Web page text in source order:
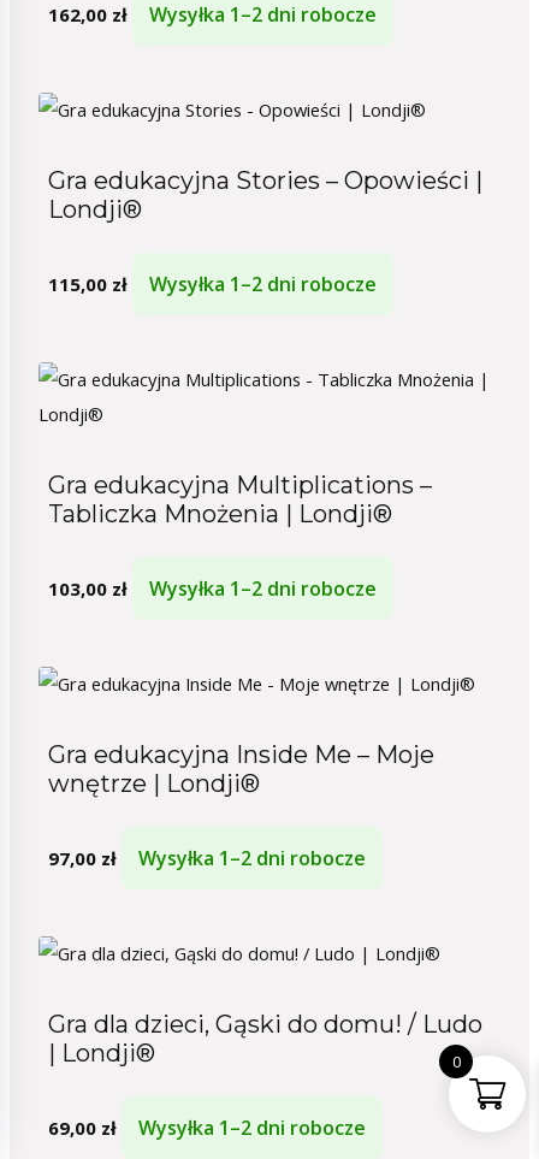
162,00 zł Wysyłka 1–2 dni robocze
Gra edukacyjna Stories – Opowieści |
Londji®
115,00 zł Wysyłka 1–2 dni robocze
Gra edukacyjna Multiplications –
Tabliczka Mnożenia | Londji®
103,00 zł Wysyłka 1–2 dni robocze
Gra edukacyjna Inside Me – Moje
wnętrze | Londji®
97,00 zł Wysyłka 1–2 dni robocze
Gra dla dzieci, Gąski do domu! / Ludo
| Londji®
69,00 zł Wysyłka 1–2 dni robocze
0